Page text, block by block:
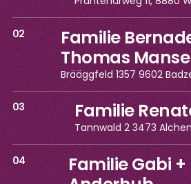
02
Familie
Thomas
Brääggfeld 1357 9602
03 Familie
Tannwald 2 3473
04
Familie Gabi +